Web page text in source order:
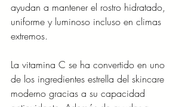
ayudan a mantener el rostro hidratado,
uniforme y luminoso incluso en climas
extremos.
La vitamina C se ha convertido en uno
de los ingredientes estrella del skincare
moderno gracias a su capacidad